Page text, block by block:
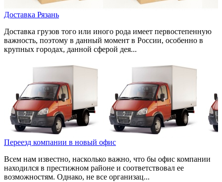
Доставка Рязань
Доставка грузов того или иного рода имеет первостепенную
важность, поэтому в данный момент в России, особенно в
крупных городах, данной сферой дея...
Переезд компании в новый офис
Всем нам известно, насколько важно, что бы офис компании
находился в престижном районе и соответствовал ее
возможностям. Однако, не все организац...